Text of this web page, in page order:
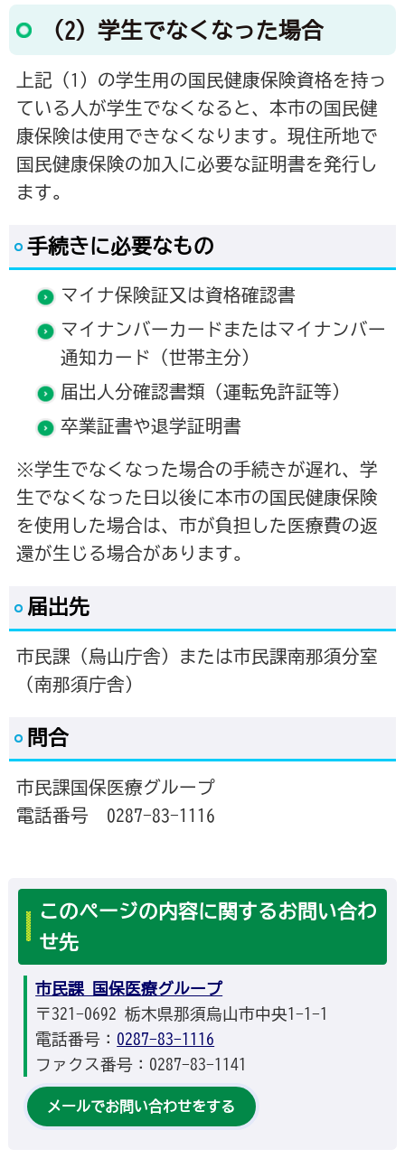
（2）学生でなくなった場合
上記（1）の学生用の国民健康保険資格を持っ
ている人が学生でなくなると、本市の国民健
康保険は使用できなくなります。現住所地で
国民健康保険の加入に必要な証明書を発行し
ます。
手続きに必要なもの
マイナ保険証又は資格確認書
マイナンバーカードまたはマイナンバー
通知カード（世帯主分）
届出人分確認書類（運転免許証等）
卒業証書や退学証明書
※学生でなくなった場合の手続きが遅れ、学
生でなくなった日以後に本市の国民健康保険
を使用した場合は、市が負担した医療費の返
還が生じる場合があります。
届出先
市民課（烏山庁舎）または市民課南那須分室
（南那須庁舎）
問合
市民課国保医療グループ
電話番号 0287-83-1116
このページの内容に関するお問い合わ
せ先
市民課 国保医療グループ
〒321-0692 栃木県那須烏山市中央1-1-1
電話番号： 0287-83-1116
ファクス番号：0287-83-1141
メールでお問い合わせをする